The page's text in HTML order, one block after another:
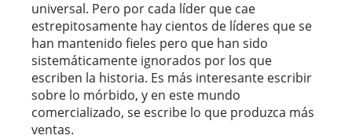
universal. Pero por cada líder que cae
estrepitosamente hay cientos de líderes que se
han mantenido fieles pero que han sido
sistemáticamente ignorados por los que
escriben la historia. Es más interesante escribir
sobre lo mórbido, y en este mundo
comercializado, se escribe lo que produzca más
ventas.